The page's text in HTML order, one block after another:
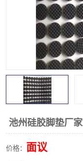
池州硅胶脚垫厂家
价格： 面议